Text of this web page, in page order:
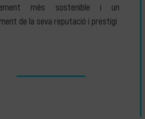
més sostenible i un
de la seva reputació i prestigi.